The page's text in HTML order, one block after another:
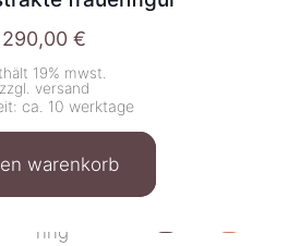
290,00 €
19% mwst.
zzgl. versand
ca. 10 werktage
warenkorb